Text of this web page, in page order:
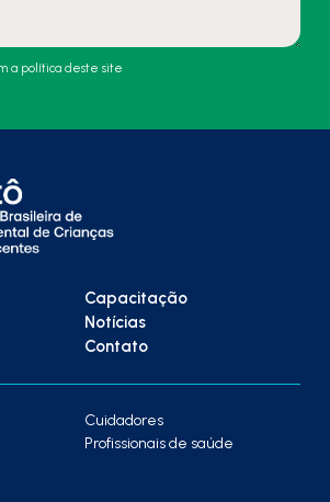
a política deste site
Capacitação
Notícias
Contato
Cuidadores
Profissionais de saúde